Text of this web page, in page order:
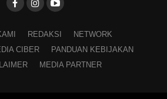
REDAKSI
NETWORK
CIBER
PANDUAN KEBIJAKAN
MEDIA PARTNER